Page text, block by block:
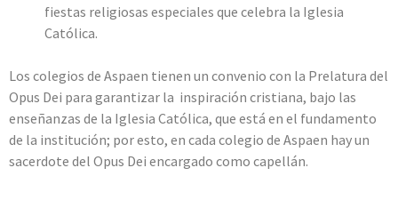
fiestas religiosas especiales que celebra la Iglesia
Católica.
Los colegios de Aspaen tienen un convenio con la Prelatura del
Opus Dei para garantizar la inspiración cristiana, bajo las
enseñanzas de la Iglesia Católica, que está en el fundamento
de la institución; por esto, en cada colegio de Aspaen hay un
sacerdote del Opus Dei encargado como capellán.